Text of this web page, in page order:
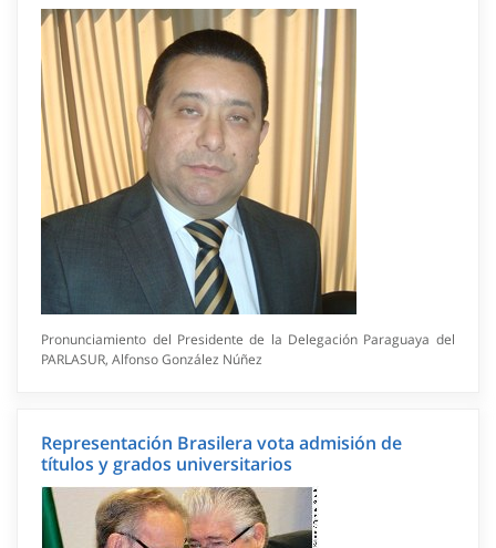
Pronunciamiento del Presidente de la Delegación Paraguaya del
PARLASUR, Alfonso González Núñez
Representación Brasilera vota admisión de
títulos y grados universitarios